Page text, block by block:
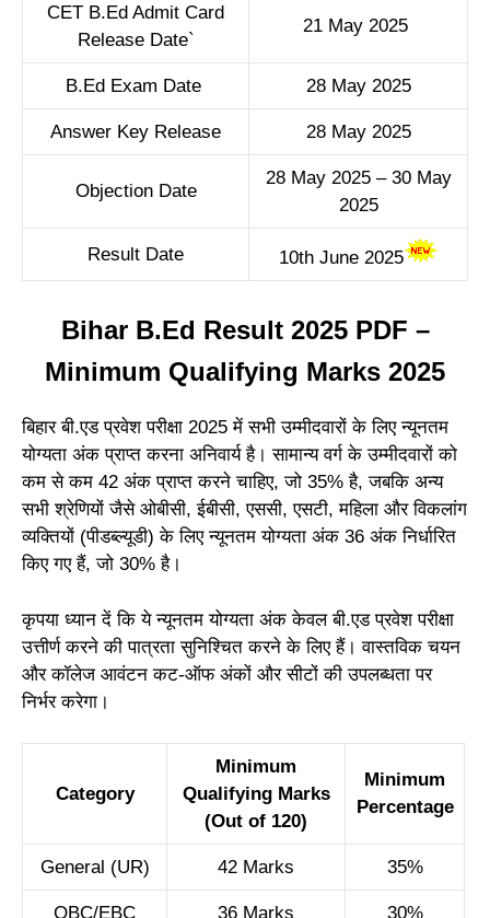
CET B.Ed Admit Card
Release Date`
21 May 2025
B.Ed Exam Date 28 May 2025
Answer Key Release 28 May 2025
Objection Date
28 May 2025 – 30 May
2025
Result Date 10th June 2025
Bihar B.Ed Result 2025 PDF –
Minimum Qualifying Marks 2025
बिहार बी.एड प्रवेश परीक्षा 2025 में सभी उम्मीदवारों के लिए न्यूनतम
योग्यता अंक प्राप्त करना अनिवार्य है। सामान्य वर्ग के उम्मीदवारों को
कम से कम 42 अंक प्राप्त करने चाहिए, जो 35% है, जबकि अन्य
सभी श्रेणियों जैसे ओबीसी, ईबीसी, एससी, एसटी, महिला और विकलांग
व्यक्तियों (पीडब्ल्यूडी) के लिए न्यूनतम योग्यता अंक 36 अंक निर्धारित
किए गए हैं, जो 30% है।
कृपया ध्यान दें कि ये न्यूनतम योग्यता अंक केवल बी.एड प्रवेश परीक्षा
उत्तीर्ण करने की पात्रता सुनिश्चित करने के लिए हैं। वास्तविक चयन
और कॉलेज आवंटन कट-ऑफ अंकों और सीटों की उपलब्धता पर
निर्भर करेगा।
Category
Minimum
Qualifying Marks
(Out of 120)
Minimum
Percentage
General (UR) 42 Marks 35%
OBC/EBC 36 Marks 30%